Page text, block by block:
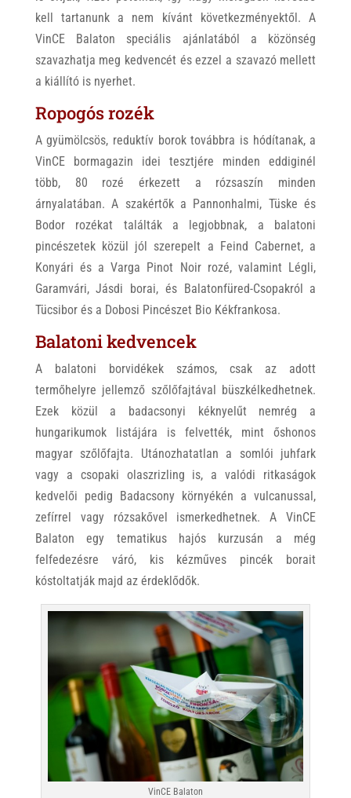
kell tartanunk a nem kívánt következményektől. A
VinCE Balaton speciális ajánlatából a közönség
szavazhatja meg kedvencét és ezzel a szavazó mellett
a kiállító is nyerhet.
Ropogós rozék
A gyümölcsös, reduktív borok továbbra is hódítanak, a
VinCE bormagazin idei tesztjére minden eddiginél
több, 80 rozé érkezett a rózsaszín minden
árnyalatában. A szakértők a Pannonhalmi, Tüske és
Bodor rozékat találták a legjobbnak, a balatoni
pincészetek közül jól szerepelt a Feind Cabernet, a
Konyári és a Varga Pinot Noir rozé, valamint Légli,
Garamvári, Jásdi borai, és Balatonfüred-Csopakról a
Tücsibor és a Dobosi Pincészet Bio Kékfrankosa.
Balatoni kedvencek
A balatoni borvidékek számos, csak az adott
termőhelyre jellemző szőlőfajtával büszkélkedhetnek.
Ezek közül a badacsonyi kéknyelűt nemrég a
hungarikumok listájára is felvették, mint őshonos
magyar szőlőfajta. Utánozhatatlan a somlói juhfark
vagy a csopaki olaszrizling is, a valódi ritkaságok
kedvelői pedig Badacsony környékén a vulcanussal,
zefírrel vagy rózsakővel ismerkedhetnek. A VinCE
Balaton egy tematikus hajós kurzusán a még
felfedezésre váró, kis kézműves pincék borait
kóstoltatják majd az érdeklődők.
VinCE Balaton